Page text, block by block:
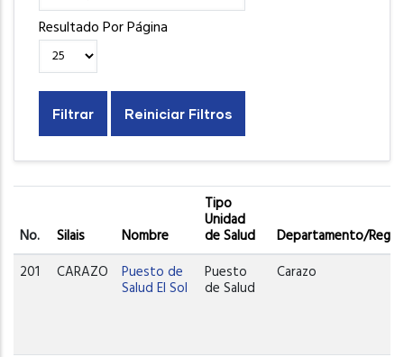
Resultado Por Página
No. Silais Nombre
Tipo
Unidad
de Salud
Departamento/
201
CARAZO Puesto de
Salud El Sol
Puesto
de Salud
Carazo